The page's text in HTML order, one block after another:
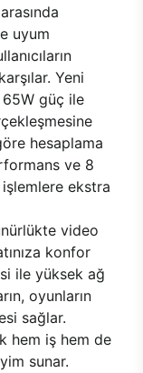
uyum
Yeni
65W güç ile
hesaplama
ve 8
ekstra
video
konfor
ile yüksek ağ
oyunların
sağlar.
hem iş hem de
sunar.